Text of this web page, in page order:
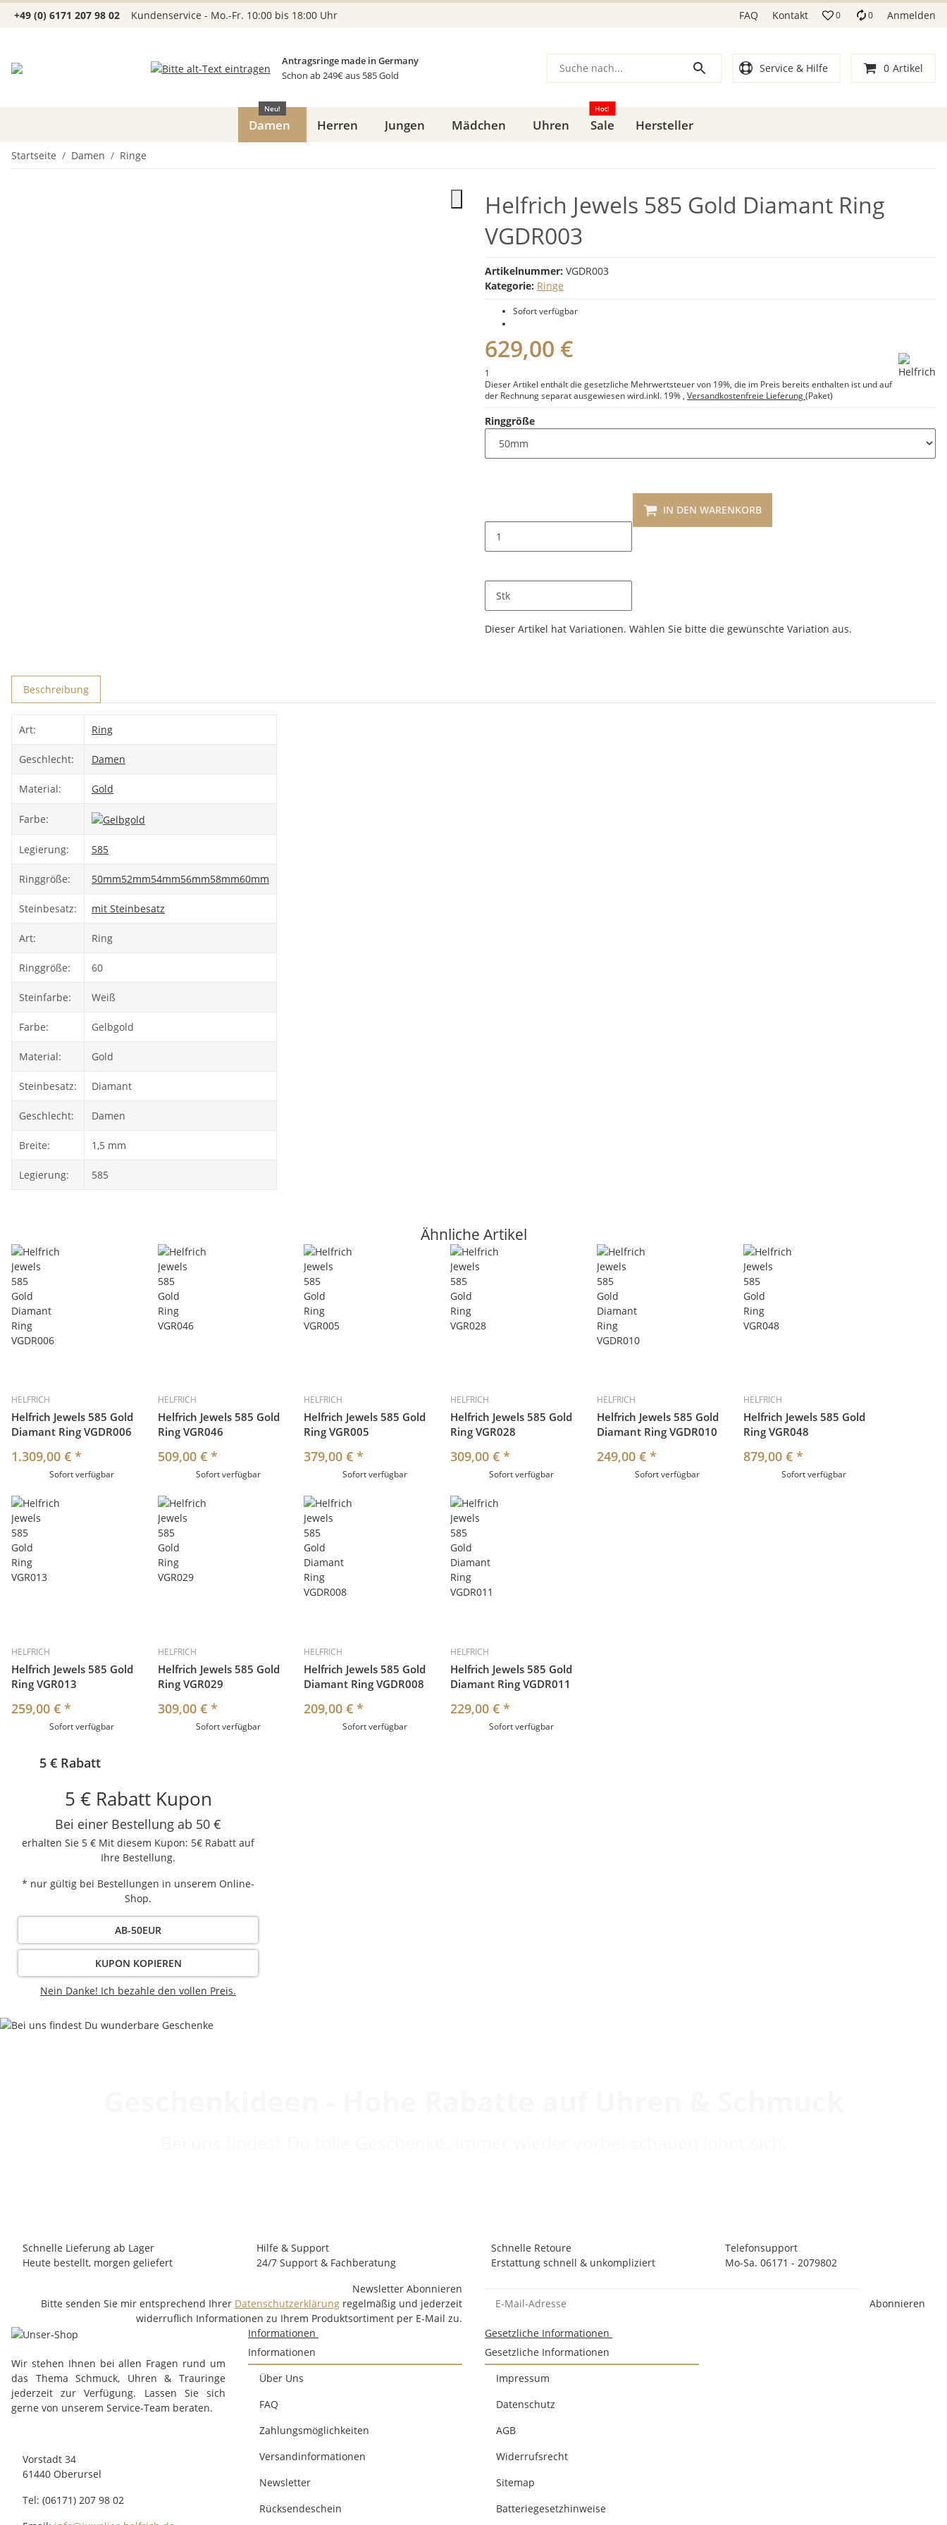
+49 (0) 6171 207 98 02 Kundenservice - Mo.-Fr. 10:00 bis 18:00 Uhr FAQ Kontakt 0 0 Anmelden
Antragsringe made in Germany
Schon ab 249€ aus 585 Gold
Service & Hilfe 0 Artikel
Damen
Neu!
Herren Jungen Mädchen Uhren Sale
Hot!
Hersteller
Startseite Damen Ringe
Helfrich Jewels 585 Gold Diamant Ring
VGDR003
Artikelnummer: VGDR003
Kategorie: Ringe
Sofort verfügbar
629,00 €
1
Dieser Artikel enthält die gesetzliche Mehrwertsteuer von 19%, die im Preis bereits enthalten ist und auf
der Rechnung separat ausgewiesen wird.inkl. 19% , Versandkostenfreie Lieferung(Paket)
Ringgröße
Stk
IN DEN WARENKORB
x
Dieser Artikel hat Variationen. Wählen Sie bitte die gewünschte Variation aus.
Beschreibung
Art: Ring
Geschlecht: Damen
Material: Gold
Farbe:
Legierung: 585
Ringgröße: 50mm52mm54mm56mm58mm60mm
Steinbesatz: mit Steinbesatz
Art: Ring
Ringgröße: 60
Steinfarbe: Weiß
Farbe: Gelbgold
Material: Gold
Steinbesatz: Diamant
Geschlecht: Damen
Breite: 1,5 mm
Legierung: 585
Ähnliche Artikel
HELFRICH
Helfrich Jewels 585 Gold
Diamant Ring VGDR006
1.309,00 € *
Sofort verfügbar
HELFRICH
Helfrich Jewels 585 Gold
Ring VGR046
509,00 € *
Sofort verfügbar
HELFRICH
Helfrich Jewels 585 Gold
Ring VGR005
379,00 €*
Sofort verfügbar
HELFRICH
Helfrich Jewels 585 Gold
Ring VGR028
309,00 €*
Sofort verfügbar
HELFRICH
Helfrich Jewels 585 Gold
Diamant Ring VGDR010
249,00 € *
Sofort verfügbar
HELFRICH
Helfrich Jewels 585 Gold
Ring VGR048
879,00 € *
Sofort verfügbar
HELFRICH
Helfrich Jewels 585 Gold
Ring VGR013
259,00 € *
Sofort verfügbar
HELFRICH
Helfrich Jewels 585 Gold
Ring VGR029
309,00 € *
Sofort verfügbar
HELFRICH
Helfrich Jewels 585 Gold
Diamant Ring VGDR008
209,00 €*
Sofort verfügbar
HELFRICH
Helfrich Jewels 585 Gold
Diamant Ring VGDR011
229,00 €*
Sofort verfügbar
5 € Rabatt
5 € Rabatt Kupon
Bei einer Bestellung ab 50 €
erhalten Sie 5 € Mit diesem Kupon: 5€ Rabatt auf
Ihre Bestellung.
* nur gültig bei Bestellungen in unserem Online-
Shop.
AB-50EUR
KUPON KOPIEREN
Nein Danke! Ich bezahle den vollen Preis.
Schnelle Lieferung ab Lager
Heute bestellt, morgen geliefert
Hilfe & Support
24/7 Support & Fachberatung
Schnelle Retoure
Erstattung schnell & unkompliziert
Telefonsupport
Mo-Sa. 06171 - 2079802
Newsletter Abonnieren
Bitte senden Sie mir entsprechend Ihrer Datenschutzerklärung regelmäßig und jederzeit
widerruflich Informationen zu Ihrem Produktsortiment per E-Mail zu.
Abonnieren
Wir stehen Ihnen bei allen Fragen rund um
das Thema Schmuck, Uhren & Trauringe
jederzeit zur Verfügung. Lassen Sie sich
gerne von unserem Service-Team beraten.
Vorstadt 34
61440 Oberursel
Tel: (06171) 207 98 02
Informationen
Informationen
Über Uns
FAQ
Zahlungsmöglichkeiten
Versandinformationen
Newsletter
Rücksendeschein
Gesetzliche Informationen
Gesetzliche Informationen
Impressum
Datenschutz
AGB
Widerrufsrecht
Sitemap
Batteriegesetzhinweise